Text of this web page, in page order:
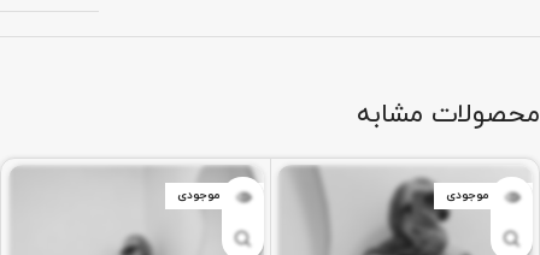
محصولات مشابه
اتمام موجودی اتمام موجودی